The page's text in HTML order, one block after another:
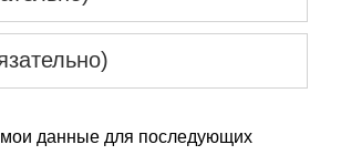
данные для последующих